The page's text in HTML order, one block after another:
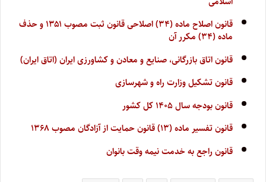
قانون اصلاح ماده (۳۴) اصلاحی قانون ثبت مصوب ۱۳۵۱ و حذف
ماده (۳۴) مکرر آن
قانون اتاق بازرگانی، صنایع و معادن و کشاورزی ایران (اتاق ایران)
قانون تشکیل وزارت راه و شهرسازی
قانون بودجه سال ۱۴۰۵ کل کشور
قانون تفسیر ماده (۱۳) قانون حمایت از آزادگان مصوب ۱۳۶۸
قانون راجع به خدمت نیمه وقت بانوان